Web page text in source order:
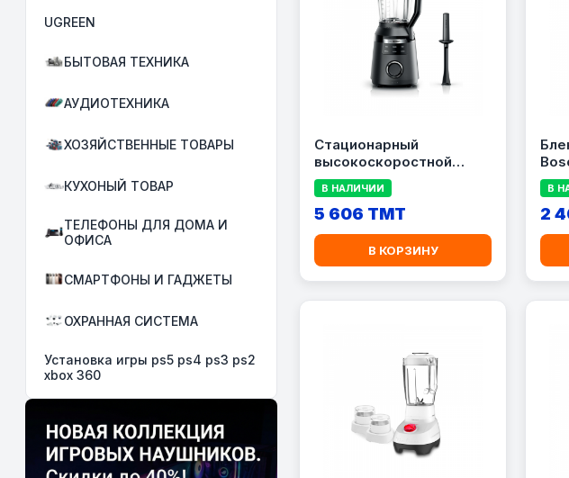
UGREEN
БЫТОВАЯ ТЕХНИКА
АУДИОТЕХНИКА
ХОЗЯЙСТВЕННЫЕ ТОВАРЫ
КУХОНЫЙ ТОВАР
ТЕЛЕФОНЫ ДЛЯ ДОМА И
ОФИСА
СМАРТФОНЫ И ГАДЖЕТЫ
ОХРАННАЯ СИСТЕМА
Установка игры ps5 ps4 ps3 ps2
xbox 360
Стационарный
высокоскоростной
блендер Bosch
VitaPower Series 6
MMB6652B, черный
В НАЛИЧИИ
5 606 TMT
В КОРЗИНУ
В
2